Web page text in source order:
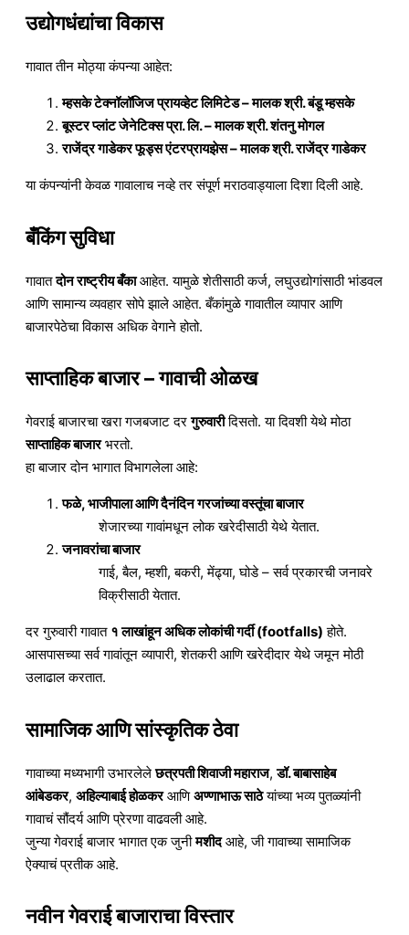
उद्योगधंद्यांचा विकास
गावात तीन मोठ्या कंपन्या आहेत:
म्हसके टेक्नॉलॉजिज प्रायव्हेट लिमिटेड – मालक श्री. बंडू म्हसके
बूस्टर प्लांट जेनेटिक्स प्रा. लि. – मालक श्री. शंतनु मोगल
राजेंद्र गाडेकर फूड्स एंटरप्रायझेस – मालक श्री. राजेंद्र गाडेकर
या कंपन्यांनी केवळ गावालाच नव्हे तर संपूर्ण मराठवाड्याला दिशा दिली आहे.
बँकिंग सुविधा
गावातदोन राष्ट्रीय बँकाआहेत. यामुळे शेतीसाठी कर्ज, लघुउद्योगांसाठी भांडवल
आणि सामान्य व्यवहार सोपे झाले आहेत. बँकांमुळे गावातील व्यापार आणि
बाजारपेठेचा विकास अधिक वेगाने होतो.
साप्ताहिक बाजार – गावाची ओळख
गेवराई बाजारचा खरा गजबजाट दरगुरुवारीदिसतो. या दिवशी येथे मोठा
साप्ताहिक बाजारभरतो.
हा बाजार दोन भागात विभागलेला आहे:
फळे, भाजीपाला आणि दैनंदिन गरजांच्या वस्तूंचा बाजार
शेजारच्या गावांमधून लोक खरेदीसाठी येथे येतात.
जनावरांचा बाजार
गाई, बैल, म्हशी, बकरी, मेंढ्या, घोडे – सर्व प्रकारची जनावरे
विक्रीसाठी येतात.
दर गुरुवारी गावात १ लाखांहून अधिक लोकांची गर्दी (footfalls) होते.
आसपासच्या सर्व गावांतून व्यापारी, शेतकरी आणि खरेदीदार येथे जमून मोठी
उलाढाल करतात.
सामाजिक आणि सांस्कृतिक ठेवा
गावाच्या मध्यभागी उभारलेलेछत्रपती शिवाजी महाराज,डॉ. बाबासाहेब
आंबेडकर, अहिल्याबाई होळकरआणिअण्णाभाऊ साठेयांच्या भव्य पुतळ्यांनी
गावाचं सौंदर्य आणि प्रेरणा वाढवली आहे.
जुन्या गेवराई बाजार भागात एक जुनीमशीदआहे, जी गावाच्या सामाजिक
ऐक्याचं प्रतीक आहे.
नवीन गेवराई बाजाराचा विस्तार